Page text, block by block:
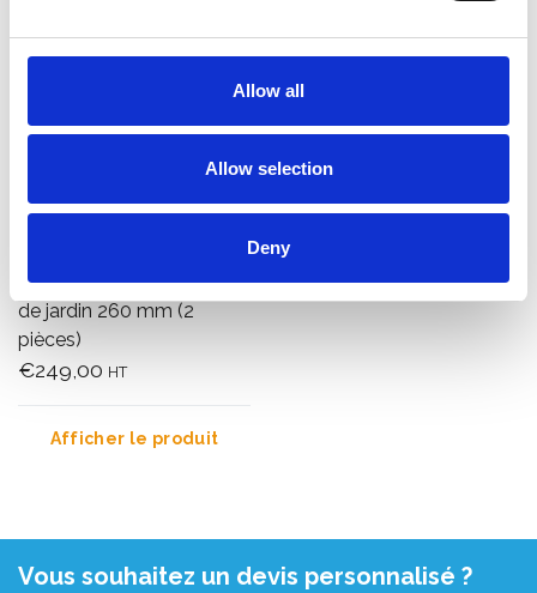
Allow all
Allow selection
Deny
Roulettes échafaudage
de jardin 260 mm (2
pièces)
€249,00 HT
Afficher le produit
Vous souhaitez un devis personnalisé ?